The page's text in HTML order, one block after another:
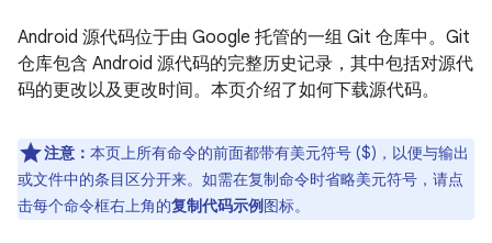
Android 源代码位于由 Google 托管的一组 Git 仓库中。Git
仓库包含 Android 源代码的完整历史记录，其中包括对源代
码的更改以及更改时间。本页介绍了如何下载源代码。
注意： 本页上所有命令的前面都带有美元符号 ($)，以便与输出
或文件中的条目区分开来。如需在复制命令时省略美元符号，请点
击每个命令框右上角的复制代码示例图标。